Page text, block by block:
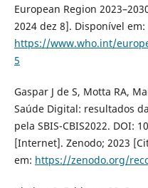
European Region
2024 dez 8]. Disponível em:
https://www.who.int/
5
Gaspar J de S, Motta RA,
Saúde Digital: resultados
pela SBIS-CBIS2022. DOI:
[Internet]. Zenodo; 2023
em: https://zenodo.org/